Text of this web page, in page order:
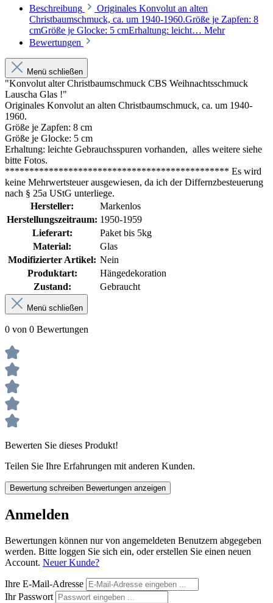
Beschreibung
Originales Konvolut an alten
Christbaumschmuck, ca. um 1940-1960.Größe je Zapfen: 8
cmGröße je Glocke: 5 cmErhaltung: leicht… Mehr
Bewertungen
Menü schließen
"Konvolut alter Christbaumschmuck CBS Weihnachtsschmuck
Lauscha Glas !"
Originales Konvolut an alten Christbaumschmuck, ca. um 1940-
1960.
Größe je Zapfen: 8 cm
Größe je Glocke: 5 cm
Erhaltung: leichte Gebrauchsspuren vorhanden, alles weitere siehe
bitte Fotos.
********************************************** Es wird
keine Mehrwertsteuer ausgewiesen, da ich der Differnzbesteuerung
nach § 25a UStG unterliege.
Hersteller:
Markenlos
Herstellungszeitraum: 1950-1959
Lieferart:
Paket bis 5kg
Material:
Glas
Modifizierter Artikel: Nein
Produktart:
Hängedekoration
Zustand:
Gebraucht
Menü schließen
0 von 0 Bewertungen
Bewerten Sie dieses Produkt!
Teilen Sie Ihre Erfahrungen mit anderen Kunden.
Bewertung schreiben Bewertungen anzeigen
Anmelden
Bewertungen können nur von angemeldeten Benutzern abgegeben
werden. Bitte loggen Sie sich ein, oder erstellen Sie einen neuen
Account. Neuer Kunde?
Ihre E-Mail-Adresse
Ihr Passwort